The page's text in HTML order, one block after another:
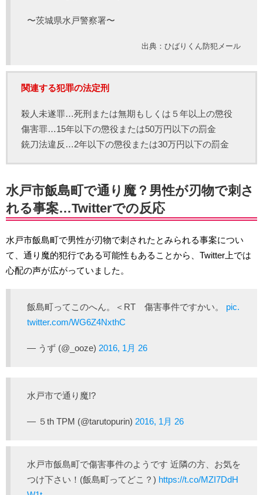
〜茨城県水戸警察署〜
出典：ひばりくん防犯メール
関連する犯罪の法定刑
殺人未遂罪…死刑または無期もしくは５年以上の懲役
傷害罪…15年以下の懲役または50万円以下の罰金
銃刀法違反…2年以下の懲役または30万円以下の罰金
水戸市飯島町で通り魔？男性が刃物で刺さ
れる事案…Twitterでの反応
水戸市飯島町で男性が刃物で刺されたとみられる事案につい
て、通り魔的犯行である可能性もあることから、Twitter上では
心配の声が広がっていました。
飯島町ってこのへん。＜RT 傷害事件ですかい。 pic.
twitter.com/WG6Z4NxthC
— うず (@_ooze) 2016, 1月 26
水戸市で通り魔!?
— ５th TPM (@tarutopurin) 2016, 1月 26
水戸市飯島町で傷害事件のようです 近隣の方、お気を
つけ下さい！(飯島町ってどこ？) https://t.co/MZI7DdH